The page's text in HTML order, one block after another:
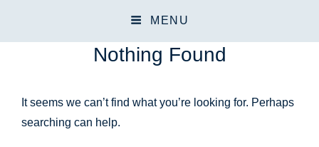
MENU
Nothing Found
It seems we can’t find what you’re looking for. Perhaps
searching can help.